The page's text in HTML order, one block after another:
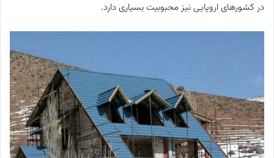
در کشورهای اروپایی نیز محبوبیت بسیاری دارد.